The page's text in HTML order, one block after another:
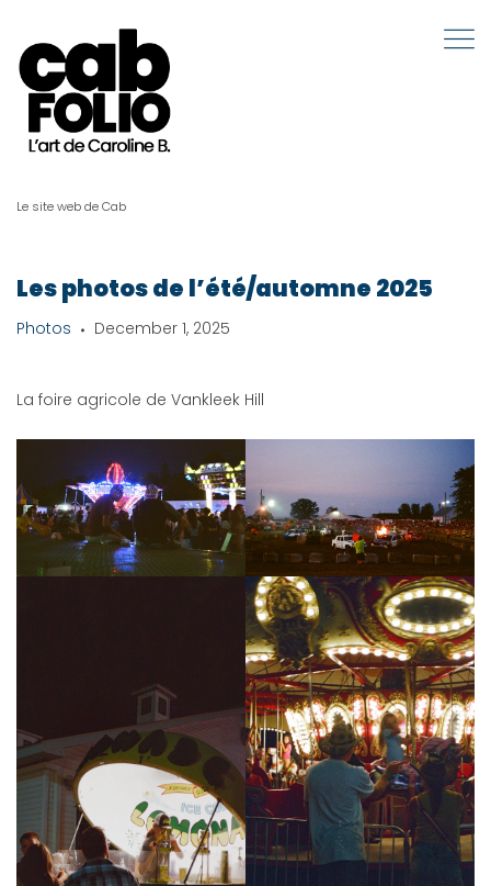
Le site web de Cab
Les photos de l’été/automne 2025
Photos December 1, 2025
La foire agricole de Vankleek Hill